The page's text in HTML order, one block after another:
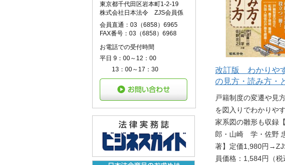
東京都千代田区岩本町1-2-19
株式会社日本法令 ZJS会員係
会員直通：03（6858）6965
FAX番号：03（6858）6968
お電話での受付時間
平日 9：00～12：00
13：00～17：30
改訂版 わかりや
の見方・読み方・
戸籍制度の変遷や見
を図入りでわかりや
家系図の雛形も収録
郎・山崎 学・佐野
著】定価1,980円
員価格：1,584円（税